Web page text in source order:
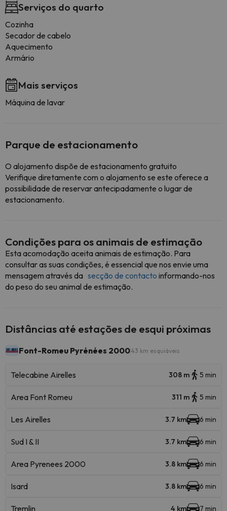
Serviços do quarto
Cozinha
Secador de cabelo
Aquecimento
Armário
Mais serviços
Máquina de lavar
Parque de estacionamento
O alojamento dispõe de estacionamento gratuito
Verifique diretamente com o alojamento se este oferece a
possibilidade de reservar antecipadamente o lugar de
estacionamento.
Condições para os animais de estimação
Esta acomodação aceita animais de estimação. Para
consultar as suas condições, é essencial que nos envie uma
mensagem através da secção de contacto informando-nos
do peso do seu animal de estimação.
Distâncias até estações de esqui próximas
Font-Romeu Pyrénées 200043 km esquiáveis
Telecabine Airelles 308 m 5 min
Area Font Romeu 311 m 5 min
Les Airelles 3.7 km 6 min
Sud I & II 3.7 km 6 min
Area Pyrenees 2000 3.8 km 6 min
Isard 3.8 km 6 min
Tremlin 4 km 7 min